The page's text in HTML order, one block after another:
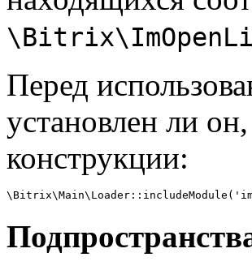
Перед
установлен ли
конструкции: